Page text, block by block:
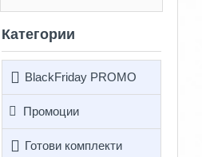
Категории
BlackFriday PROMO
Промоции
Готови комплекти